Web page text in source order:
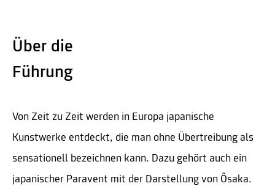
Über die
Führung
Von Zeit zu Zeit werden in Europa japanische
Kunstwerke entdeckt, die man ohne Übertreibung als
sensationell bezeichnen kann. Dazu gehört auch ein
japanischer Paravent mit der Darstellung von Ôsaka.